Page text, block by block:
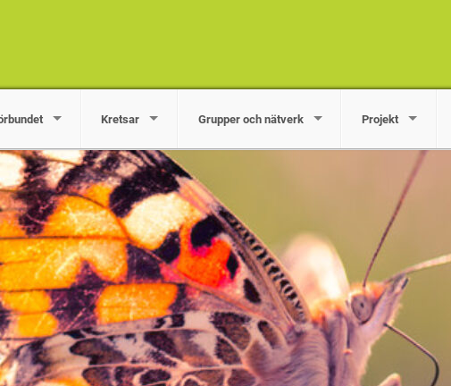
Kretsar Grupper och nätverk Projekt
arbete med miljö- och naturfrågor i Örebro län